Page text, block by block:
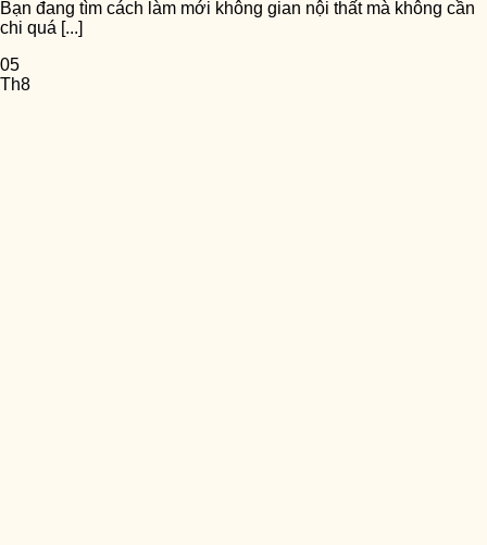
Bạn đang tìm cách làm mới không gian nội thất mà không cần
chi quá [...]
05
Th8